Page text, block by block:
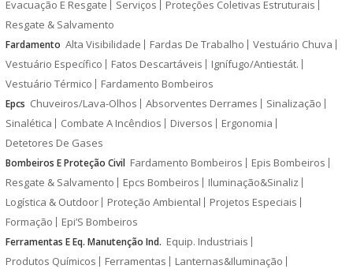
Evacuação E Resgate
Serviços
Proteções Coletivas Estruturais
Resgate & Salvamento
Fardamento Alta Visibilidade Fardas De Trabalho
Vestuário Chuva
Vestuário Específico
Fatos Descartáveis
Ignífugo/Antiestát.
Vestuário Térmico
Fardamento Bombeiros
Epcs Chuveiros/Lava-Olhos Absorventes Derrames
Sinalização
Sinalética
Combate A Incêndios Diversos
Ergonomia
Detetores De Gases
Bombeiros E Proteção Civil Fardamento Bombeiros
Epis Bombeiros
Resgate & Salvamento
Epcs Bombeiros
Iluminação&Sinaliz
Logística & Outdoor
Proteção Ambiental
Projetos Especiais
Formação
Epi’S Bombeiros
Ferramentas E Eq. Manutenção Ind. Equip. Industriais
Produtos Químicos
Ferramentas
Lanternas&Iluminação